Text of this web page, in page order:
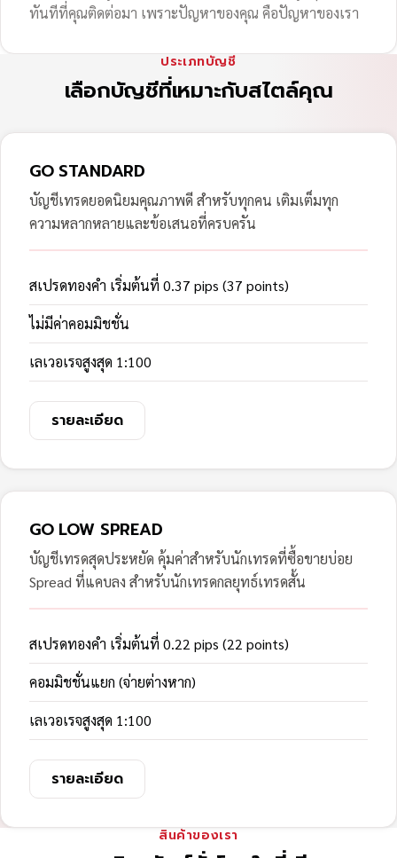
ทันทีที่คุณติดต่อมา เพราะปัญหาของคุณ คือปัญหาของเรา
ประเภทบัญชี
เลือกบัญชีที่เหมาะกับสไตล์คุณ
GO STANDARD
บัญชีเทรดยอดนิยมคุณภาพดี สำหรับทุกคน เติมเต็มทุก
ความหลากหลายและข้อเสนอที่ครบครัน
สเปรดทองคำ เริ่มต้นที่ 0.37 pips (37 points)
ไม่มีค่าคอมมิชชั่น
เลเวอเรจสูงสุด 1:100
รายละเอียด
GO LOW SPREAD
บัญชีเทรดสุดประหยัด คุ้มค่าสำหรับนักเทรดที่ซื้อขายบ่อย
Spread ที่แคบลง สำหรับนักเทรดกลยุทธ์เทรดสั้น
สเปรดทองคำ เริ่มต้นที่ 0.22 pips (22 points)
คอมมิชชั่นแยก (จ่ายต่างหาก)
เลเวอเรจสูงสุด 1:100
รายละเอียด
สินค้าของเรา